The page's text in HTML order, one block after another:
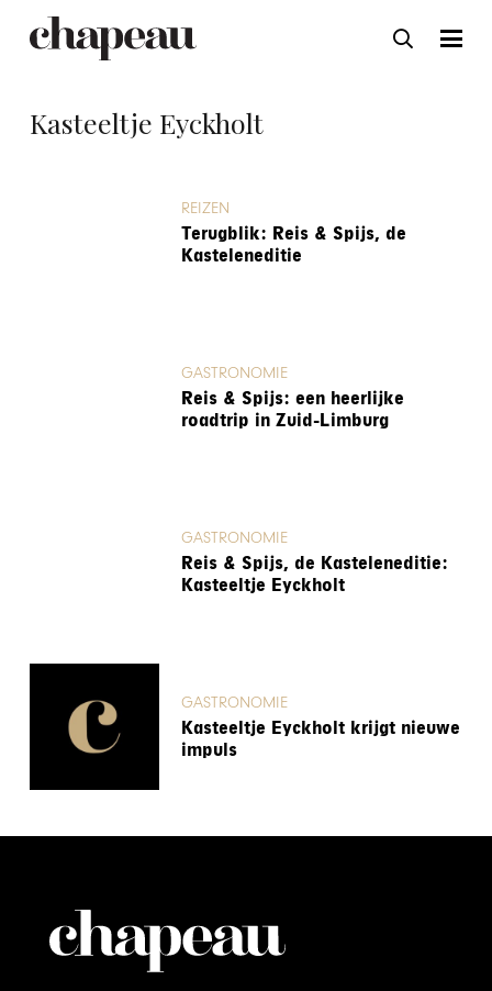
Kasteeltje Eyckholt
REIZEN
Terugblik: Reis & Spijs, de
Kasteleneditie
GASTRONOMIE
Reis & Spijs: een heerlijke
roadtrip in Zuid-Limburg
GASTRONOMIE
Reis & Spijs, de Kasteleneditie:
Kasteeltje Eyckholt
GASTRONOMIE
Kasteeltje Eyckholt krijgt nieuwe
impuls